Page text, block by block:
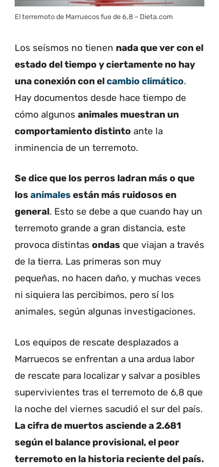
El terremoto de Marruecos fue de 6,8 – Dieta.com
Los seísmos no tienen nada que ver con el
estado del tiempo y ciertamente no hay
una conexión con elcambio climático.
Hay documentos desde hace tiempo de
cómo algunos animales muestran un
comportamiento distinto ante la
inminencia de un terremoto.
Se dice que los perros ladran más o que
los animales están más ruidosos en
general. Esto se debe a que cuando hay un
terremoto grande a gran distancia, este
provoca distintas ondas que viajan a través
de la tierra. Las primeras son muy
pequeñas, no hacen daño, y muchas veces
ni siquiera las percibimos, pero sí los
animales, según algunas investigaciones.
Los equipos de rescate desplazados a
Marruecos se enfrentan a una ardua labor
de rescate para localizar y salvar a posibles
supervivientes tras el terremoto de 6,8 que
la noche del viernes sacudió el sur del país.
La cifra de muertos asciende a 2.681
según el balance provisional, el peor
terremoto en la historia reciente del país.